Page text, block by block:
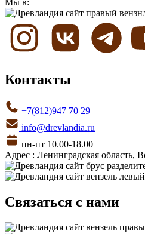
Мы в:
Контакты
+7(812)947 70 29
info@drevlandia.ru
пн-пт 10.00-18.00
Адрес : Ленинградская область,
Связаться с нами